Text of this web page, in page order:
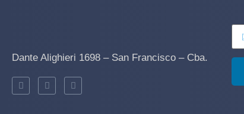
Dante Alighieri 1698 – San Francisco – Cba.